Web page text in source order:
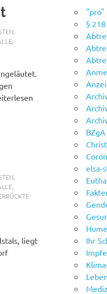
,
,
,
,
liegt
"pro"
§
elsa-
Ihr